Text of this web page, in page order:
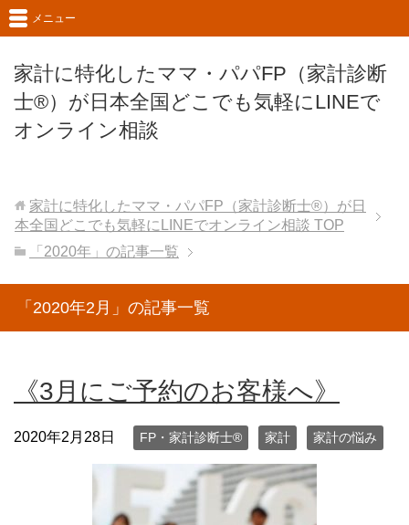
家計に特化したママ・パパFP（家計診断
士®）が日本全国どこでも気軽にLINEで
オンライン相談
メニュー
家計に特化したママ・パパFP（家計診断士®）が日
本全国どこでも気軽にLINEでオンライン相談 TOP
「2020年」の記事一覧
「2020年2月」の記事一覧
《3月にご予約のお客様へ》
2020年2月28日 FP・家計診断士® 家計 家計の悩み